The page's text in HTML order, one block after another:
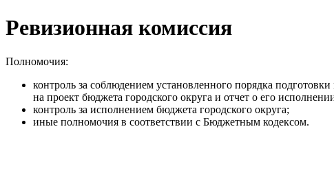
Ревизионная комиссия
Полномочия:
контроль за соблюдением установленного порядка
на проект бюджета городского округа и отчет о его
контроль за исполнением бюджета городского округа;
иные полномочия в соответствии с Бюджетным кодексом.